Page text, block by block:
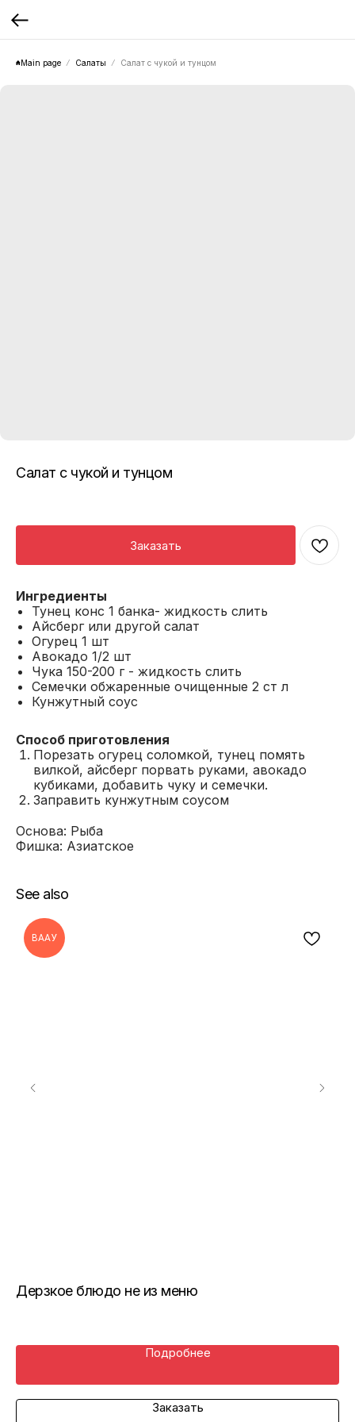
Main page Салаты Салат с чукой и тунцом
Салат с чукой и тунцом
Заказать
Ингредиенты
Тунец конс 1 банка- жидкость слить
Айсберг или другой салат
Огурец 1 шт
Авокадо 1/2 шт
Чука 150-200 г - жидкость слить
Семечки обжаренные очищенные 2 ст л
Кунжутный соус
Способ приготовления
Порезать огурец соломкой, тунец помять
вилкой, айсберг порвать руками, авокадо
кубиками, добавить чуку и семечки.
Заправить кунжутным соусом
Основа: Рыба
Фишка: Азиатское
See also
ВААУ
Дерзкое блюдо не из меню
Подробнее
Заказать